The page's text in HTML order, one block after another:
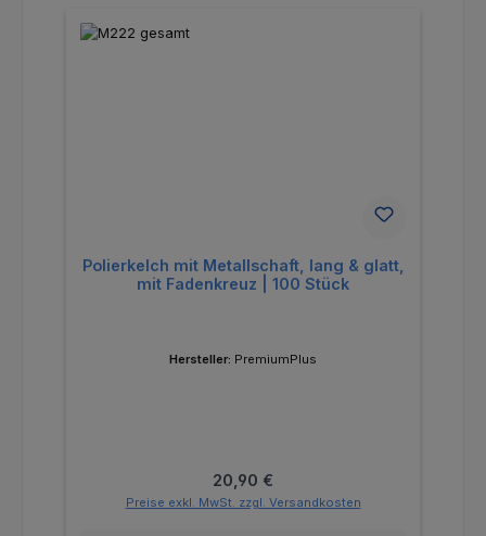
Polierkelch mit Metallschaft, lang & glatt,
mit Fadenkreuz | 100 Stück
Hersteller: PremiumPlus
Regulärer Preis:
20,90 €
Preise exkl. MwSt. zzgl. Versandkosten